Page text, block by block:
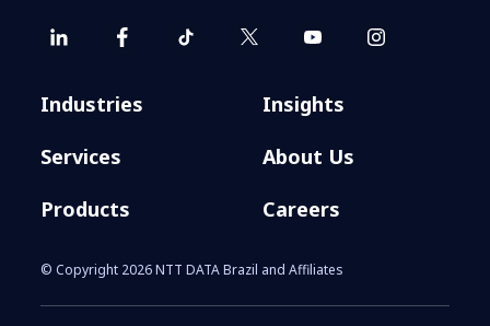
Industries
Services
Products
Insights
About Us
Careers
© Copyright 2026 NTT DATA Brazil and Affiliates